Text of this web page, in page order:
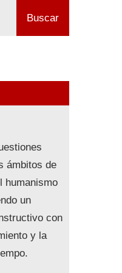
Buscar
ámbitos de
humanismo
un
con
y la